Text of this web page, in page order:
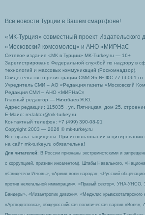
Все новости Турции в Вашем смартфоне!
«МК-Турция» совместный проект Издательского
«Московский комсомолец» и АНО «МИРНаС
Сетевое издание «МК в Турции» MK-Turkey.ru — 16+
Зарегистрировано Федеральной службой по надзору в
технологий и массовых коммуникаций (Роскомнадзор).
Свидетельство о регистрации СМИ Эл № ФС 77-66061 от
Учредитель СМИ – АО «Редакция газеты «Московский
Редакция СМИ – АНО «МИРНаС»
Главный редактор — Ниязбаев Я.Ю.
Адрес редакции: 115035 , ул. Пятницкая, дом 25,
Е-Маил: redaktor@mk-turkey.ru
Контактный телефон: +7 (499) 390-08-91
Copyright 2003 — 2026 © mk-turkey.ru
Все права защищены. При использовании и цитировании
на сайт mk-turkey.ru обязательна!
Для читателей : В России признаны экстремистскими и
с коррупцией, признан иноагентом), Штабы Навального,
«Свидетели Иеговы», «Армия воли народа», «Русский
против нелегальной иммиграции», «Правый сектор», УНА-
Бандеры», «Мизантропик дивижн», «Меджлис крымскотатарского
«Артподготовка», общероссийская политическая партия